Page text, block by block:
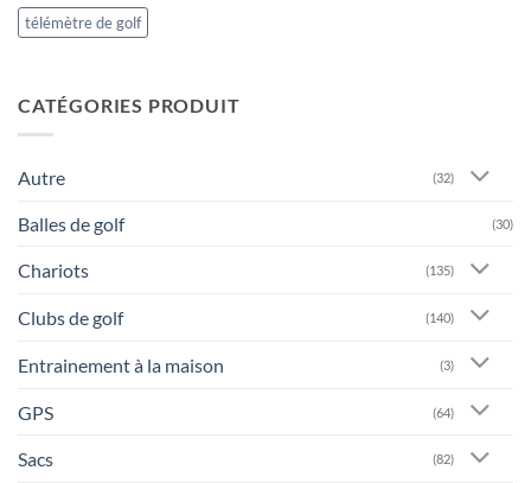
télémètre de golf
CATÉGORIES PRODUIT
Autre (32)
Balles de golf (30)
Chariots (135)
Clubs de golf (140)
Entrainement à la maison (3)
GPS (64)
Sacs (82)